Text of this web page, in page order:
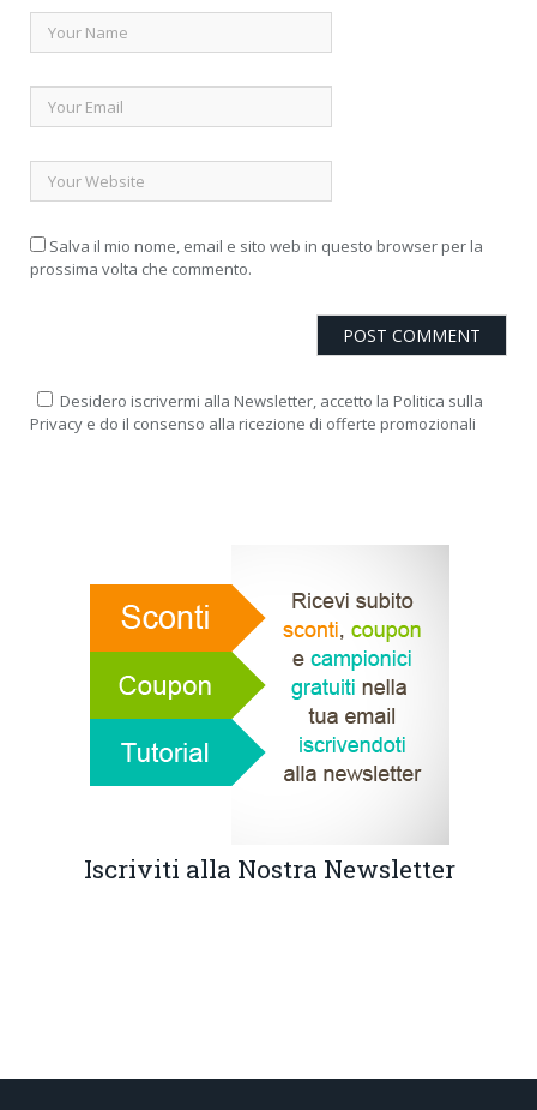
Salva il mio nome, email e sito web in questo browser per la
prossima volta che commento.
Desidero iscrivermi alla Newsletter, accetto la Politica sulla
Privacy e do il consenso alla ricezione di offerte promozionali
Iscriviti alla Nostra Newsletter